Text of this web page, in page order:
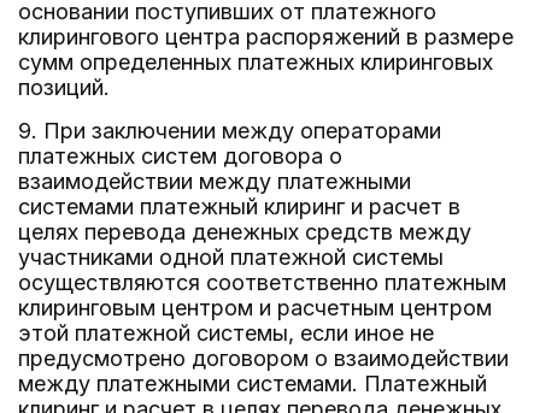
основании поступивших от платежного
клирингового центра распоряжений в размере
сумм определенных платежных клиринговых
позиций.
9. При заключении между операторами
платежных систем договора о
взаимодействии между платежными
системами платежный клиринг и расчет в
целях перевода денежных средств между
участниками одной платежной системы
осуществляются соответственно платежным
клиринговым центром и расчетным центром
этой платежной системы, если иное не
предусмотрено договором о взаимодействии
между платежными системами. Платежный